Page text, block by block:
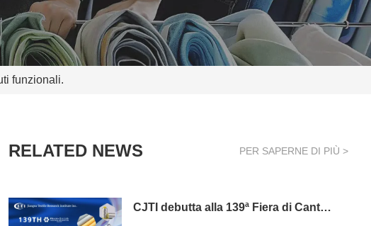
funzionali.
RELATED NEWS PER SAPERNE DI PIÙ >
CJTI debutta alla 139ª Fiera di Canton, Fase 3: portare innovazioni tessili funzionali agli acquirenti di tutto il mondo.